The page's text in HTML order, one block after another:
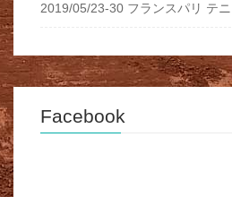
2019/05/23-30 フランスパリ テ
Facebook